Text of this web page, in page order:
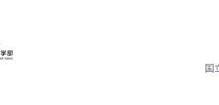
国